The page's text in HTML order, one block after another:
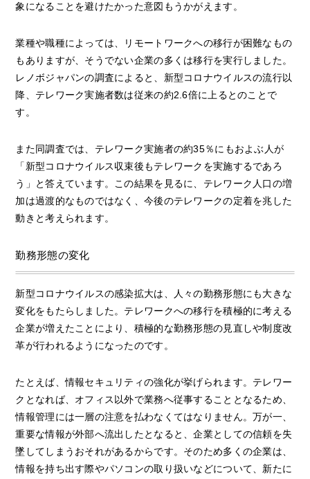
象になることを避けたかった意図もうかがえます。
業種や職種によっては、リモートワークへの移行が困難なもの
もありますが、そうでない企業の多くは移行を実行しました。
レノボジャパンの調査によると、新型コロナウイルスの流行以
降、テレワーク実施者数は従来の約2.6倍に上るとのことで
す。
また同調査では、テレワーク実施者の約35％にもおよぶ人が
「新型コロナウイルス収束後もテレワークを実施するであろ
う」と答えています。この結果を見るに、テレワーク人口の増
加は過渡的なものではなく、今後のテレワークの定着を兆した
動きと考えられます。
勤務形態の変化
新型コロナウイルスの感染拡大は、人々の勤務形態にも大きな
変化をもたらしました。テレワークへの移行を積極的に考える
企業が増えたことにより、積極的な勤務形態の見直しや制度改
革が行われるようになったのです。
たとえば、情報セキュリティの強化が挙げられます。テレワー
クとなれば、オフィス以外で業務へ従事することとなるため、
情報管理には一層の注意を払わなくてはなりません。万が一、
重要な情報が外部へ流出したとなると、企業としての信頼を失
墜してしまうおそれがあるからです。そのため多くの企業は、
情報を持ち出す際やパソコンの取り扱いなどについて、新たに